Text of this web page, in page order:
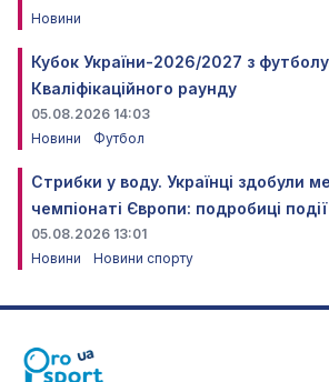
Новини
Кубок України-2026/2027 з
Кваліфікаційного раунду
05.08.2026 14:03
Новини
Футбол
Стрибки у воду. Українці здобули
чемпіонаті Європи: подробиці події
05.08.2026 13:01
Новини
Новини спорту